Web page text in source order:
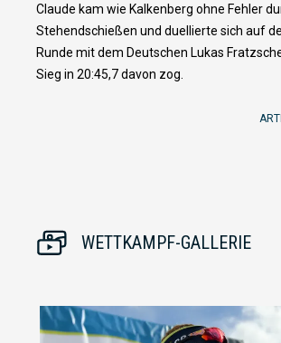
Claude kam wie Kalkenberg ohne Fehler
Stehendschießen und duellierte sich auf
Runde mit dem Deutschen Lukas
Sieg in 20:45,7 davon zog.
WETTKAMPF-GALLERIE